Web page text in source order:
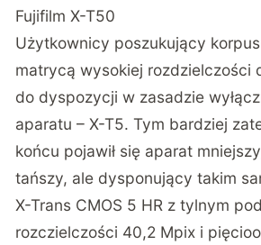
Fujifilm X-T50
Użytkownicy poszukujący
matrycą wysokiej rozdzielczości
do dyspozycji w zasadzie
aparatu – X-T5. Tym bardziej
końcu pojawił się aparat
tańszy, ale dysponujący takim
X-Trans CMOS 5 HR z tylnym
rozczielczości 40,2 Mpix i